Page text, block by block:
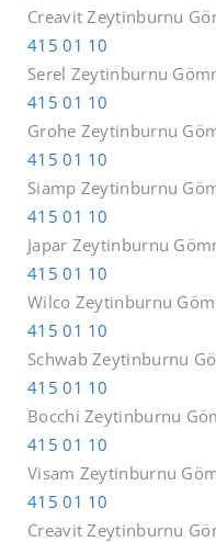
Creavit Zeytinburnu
415 01 10
Serel Zeytinburnu
415 01 10
Grohe Zeytinburnu
415 01 10
Siamp Zeytinburnu
415 01 10
Japar Zeytinburnu
415 01 10
Wilco Zeytinburnu
415 01 10
Schwab Zeytinburnu
415 01 10
Bocchi Zeytinburnu
415 01 10
Visam Zeytinburnu
415 01 10
Creavit Zeytinburnu